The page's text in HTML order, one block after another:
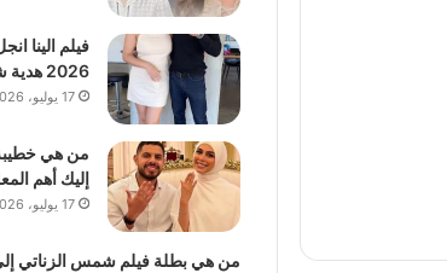
فيلم الينا
2026 هدية شهر تموز يوليو
17 يوليو، 2026
من هي
إليك أهم
17 يوليو، 2026
من هي بطلة فيلم شمس الزناتي